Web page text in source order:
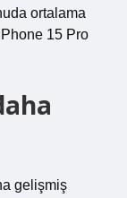
ortalama
15 Pro
gelişmiş